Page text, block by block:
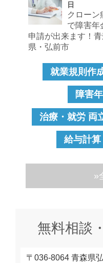
日
クローン
で障害年
申請が出来ます！青
県・弘前市
就業規則作
障害
治療・就労 両
給与計算
»
無料相談
〒036-8064 青森県